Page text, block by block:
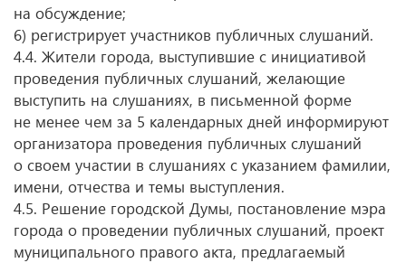
на обсуждение;
6) регистрирует участников публичных слушаний.
4.4. Жители города, выступившие с инициативой
проведения публичных слушаний, желающие
выступить на слушаниях, в письменной форме
не менее чем за 5 календарных дней информируют
организатора проведения публичных слушаний
о своем участии в слушаниях с указанием фамилии,
имени, отчества и темы выступления.
4.5. Решение городской Думы, постановление мэра
города о проведении публичных слушаний, проект
муниципального правого акта, предлагаемый